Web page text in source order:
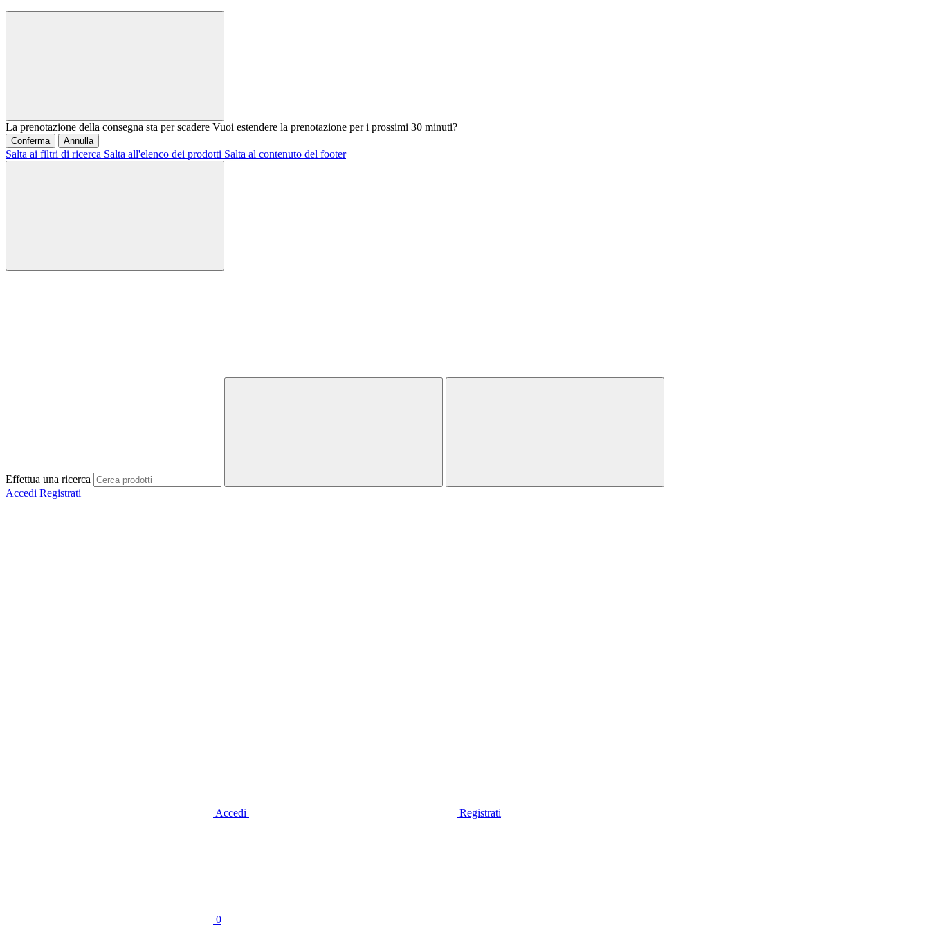
La prenotazione della consegna sta per scadere Vuoi estendere la prenotazione per i prossimi 30 minuti?
Conferma Annulla
Salta ai filtri di ricerca Salta all'elenco dei prodotti Salta al contenuto del footer
Effettua una ricerca
Accedi Registrati
Accedi Registrati
0